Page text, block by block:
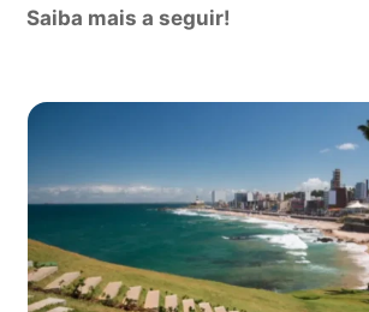
Saiba mais a seguir!